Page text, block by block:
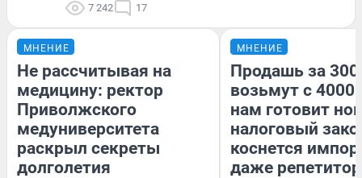
7 242 17
МНЕНИЕ
Не рассчитывая на
медицину: ректор
Приволжского
медуниверситета
раскрыл секреты
долголетия
МНЕНИЕ
Продашь за
возьмут с
нам готовит
налоговый
коснется
даже